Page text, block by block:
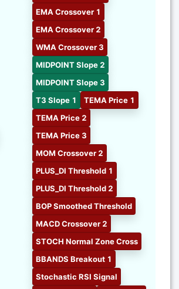
EMA Crossover 1
EMA Crossover 2
WMA Crossover 3
MIDPOINT Slope 2
MIDPOINT Slope 3
T3 Slope 1
TEMA Price 1
TEMA Price 2
TEMA Price 3
MOM Crossover 2
PLUS_DI Threshold 1
PLUS_DI Threshold 2
BOP Smoothed Threshold
MACD Crossover 2
STOCH Normal Zone Cross
BBANDS Breakout 1
Stochastic RSI Signal